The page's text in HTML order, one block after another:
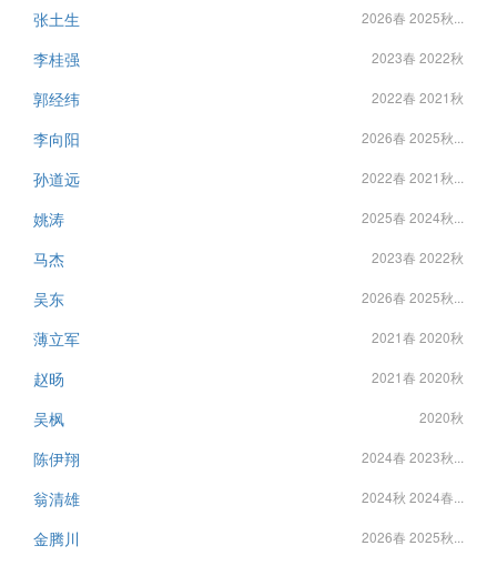
张土生 2026春 2025秋...
李桂强 2023春 2022秋
郭经纬 2022春 2021秋
李向阳 2026春 2025秋...
孙道远 2022春 2021秋...
姚涛 2025春 2024秋...
马杰 2023春 2022秋
吴东 2026春 2025秋...
薄立军 2021春 2020秋
赵旸 2021春 2020秋
吴枫 2020秋
陈伊翔 2024春 2023秋...
翁清雄 2024秋 2024春...
金腾川 2026春 2025秋...